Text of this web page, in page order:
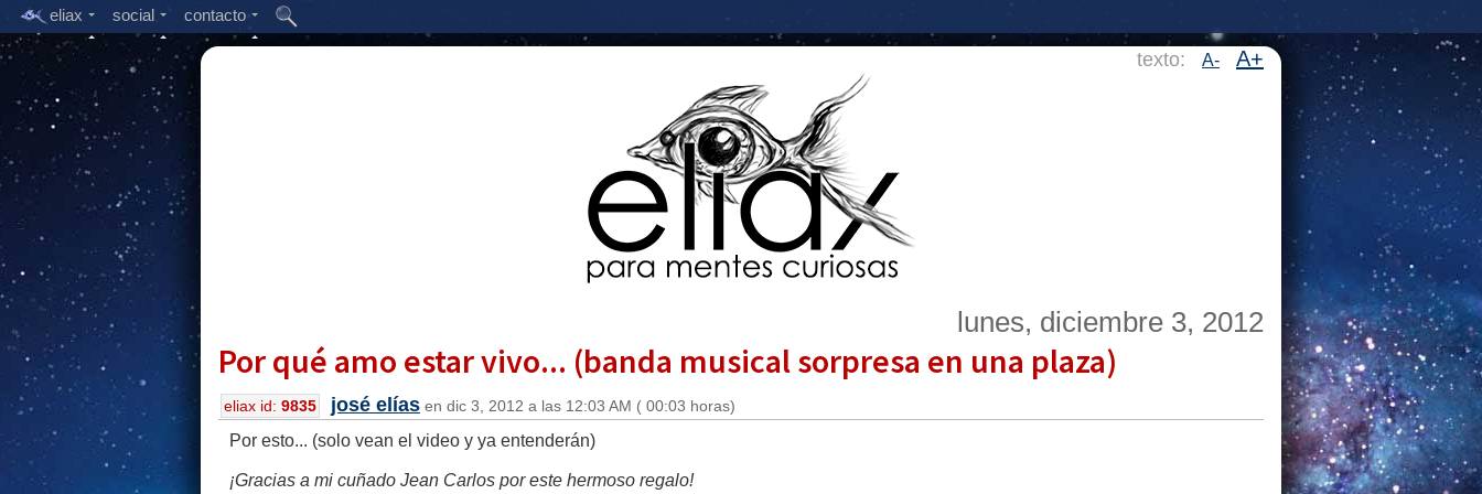
eliax social contacto
texto: A- A+
lunes, diciembre 3, 2012
Por qué amo estar vivo... (banda musical sorpresa en una plaza)
eliax id: 9835 josé elías en dic 3, 2012 a las 12:03 AM ( 00:03 horas)
Por esto... (solo vean el video y ya entenderán)
¡Gracias a mi cuñado Jean Carlos por este hermoso regalo!